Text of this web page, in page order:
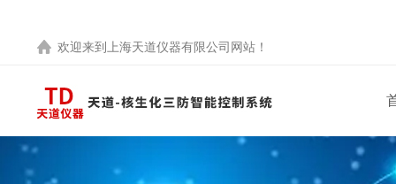
欢迎来到 上海天道仪器有限公司 网站！